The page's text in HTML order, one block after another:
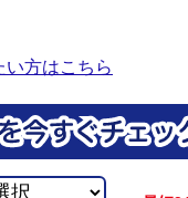
方はこちら